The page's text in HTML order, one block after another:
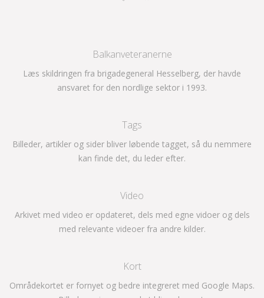
Balkanveteranerne
Læs skildringen fra brigadegeneral Hesselberg, der havde
ansvaret for den nordlige sektor i 1993.
Tags
Billeder, artikler og sider bliver løbende tagget, så du nemmere
kan finde det, du leder efter.
Video
Arkivet med video er opdateret, dels med egne vidoer og dels
med relevante videoer fra andre kilder.
Kort
Områdekortet er fornyet og bedre integreret med Google Maps.